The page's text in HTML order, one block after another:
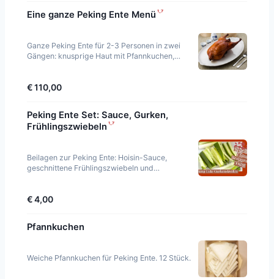
Eine ganze Peking Ente Menü ¹·⁷
Ganze Peking Ente für 2-3 Personen in zwei
Gängen: knusprige Haut mit Pfannkuchen,
€ 110,00
Peking Ente Set: Sauce, Gurken,
Frühlingszwiebeln ¹·⁷
Beilagen zur Peking Ente: Hoisin-Sauce,
geschnittene Frühlingszwiebeln und
€ 4,00
Pfannkuchen
Weiche Pfannkuchen für Peking Ente. 12 Stück.